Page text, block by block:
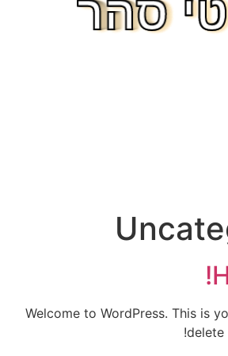
סהר
סהר
סהר
סהר
סהר
סהר
סהר
סהר
סהר
סהר
סהר
סהר
סהר
Welcome to WordPress. This is
delete